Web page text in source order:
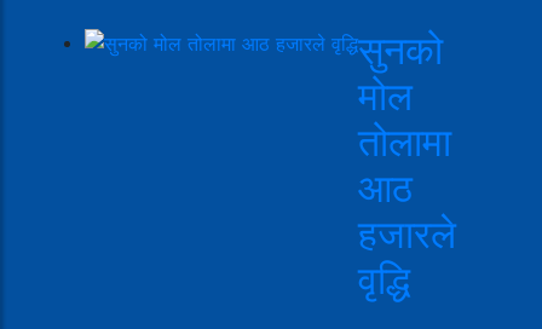
सुनको
मोल
तोलामा
आठ
हजारले
वृद्धि